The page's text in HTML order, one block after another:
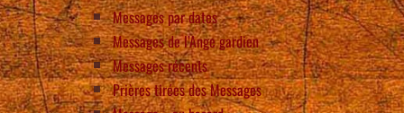
Messages par dates
Messages de l’Ange gardien
Messages récents
Prières tirées des Messages